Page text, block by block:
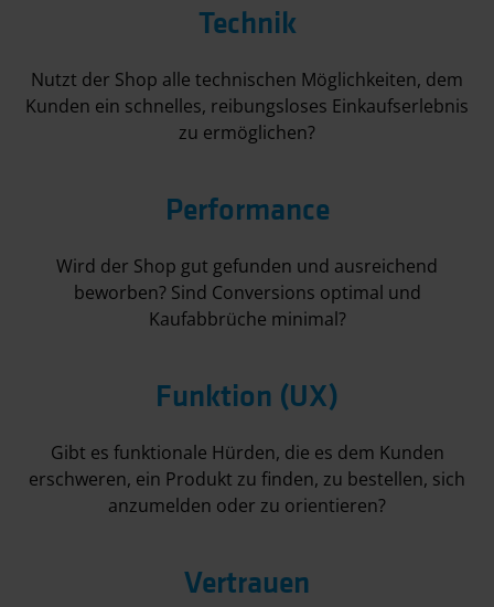
Technik
Nutzt der Shop alle technischen Möglichkeiten, dem
Kunden ein schnelles, reibungsloses Einkaufserlebnis
zu ermöglichen?
Performance
Wird der Shop gut gefunden und ausreichend
beworben? Sind Conversions optimal und
Kaufabbrüche minimal?
Funktion (UX)
Gibt es funktionale Hürden, die es dem Kunden
erschweren, ein Produkt zu finden, zu bestellen, sich
anzumelden oder zu orientieren?
Vertrauen